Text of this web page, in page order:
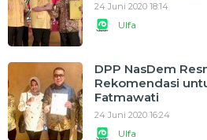
24 Juni 2020 18:14
Ulfa
DPP NasDem
Rekomendasi
Fatmawati
24 Juni 2020 16:24
Ulfa